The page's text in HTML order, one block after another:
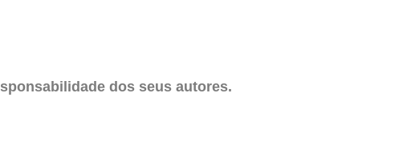
dos seus autores.